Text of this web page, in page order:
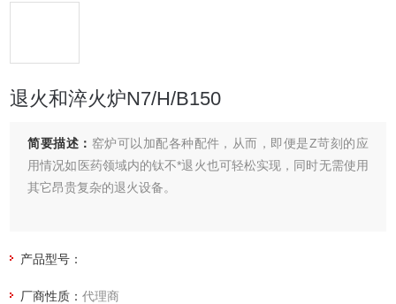
退火和淬火炉N7/H/B150
简要描述： 窑炉可以加配各种配件，从而，即便是Z苛刻的应
用情况如医药领域内的钛不*退火也可轻松实现，同时无需使用
其它昂贵复杂的退火设备。
产品型号：
厂商性质：代理商